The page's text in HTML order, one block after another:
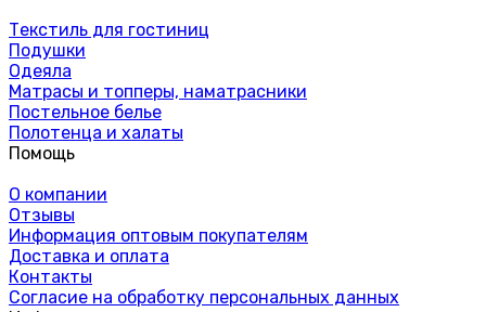
Текстиль для гостиниц
Подушки
Одеяла
Матрасы и топперы, наматрасники
Постельное белье
Полотенца и халаты
Помощь
О компании
Отзывы
Информация оптовым покупателям
Доставка и оплата
Контакты
Согласие на обработку персональных данных